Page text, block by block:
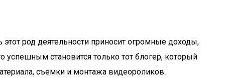
род деятельности приносит огромные доходы,
становится только тот блогер, который
съемки и монтажа видеороликов.